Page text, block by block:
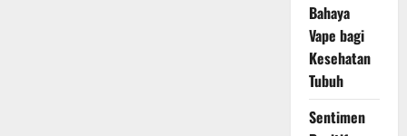
Bahaya
Vape bagi
Kesehatan
Tubuh
Sentimen